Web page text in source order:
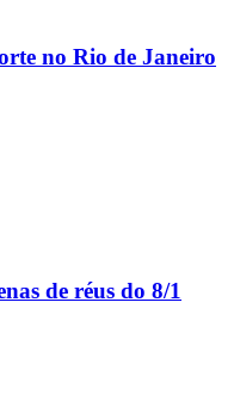
no Rio de Janeiro
de réus do 8/1